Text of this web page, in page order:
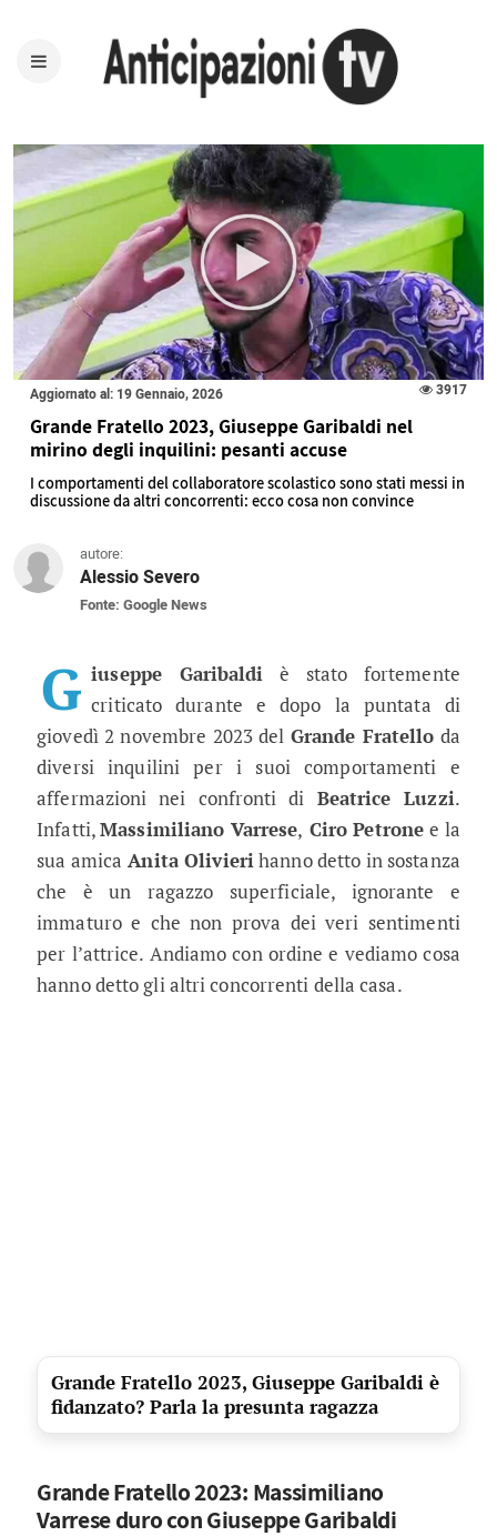
Aggiornato al: 19 Gennaio, 2026 3917
Grande Fratello 2023, Giuseppe Garibaldi nel
mirino degli inquilini: pesanti accuse
I comportamenti del collaboratore scolastico sono stati messi in
discussione da altri concorrenti: ecco cosa non convince
autore:
Alessio Severo
Fonte: Google News
Grande Fratello 2023, Giuseppe
G iuseppe Garibaldi è stato fortemente
criticato durante e dopo la puntata di
giovedì 2 novembre 2023 del Grande Fratello da
diversi inquilini per i suoi comportamenti e
affermazioni nei confronti di Beatrice Luzzi.
Infatti,Massimiliano Varrese, Ciro Petronee la
sua amica Anita Olivierihanno detto in sostanza
che è un ragazzo superficiale, ignorante e
immaturo e che non prova dei veri sentimenti
per l’attrice. Andiamo con ordine e vediamo cosa
hanno detto gli altri concorrenti della casa.
Grande Fratello 2023, Giuseppe Garibaldi è
fidanzato? Parla la presunta ragazza
Grande Fratello 2023: Massimiliano
Varrese duro con Giuseppe Garibaldi